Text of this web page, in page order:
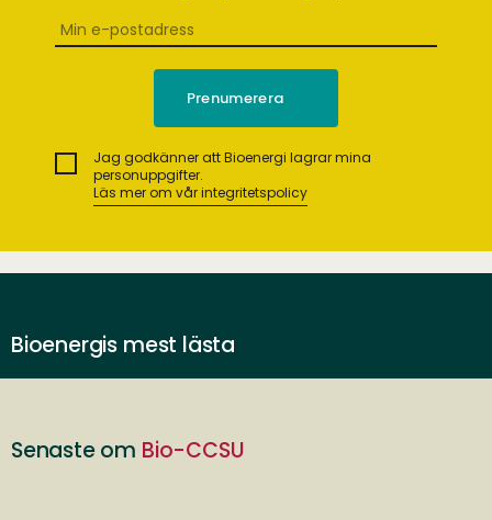
Jag godkänner att Bioenergi lagrar mina
personuppgifter.
Läs mer om vår integritetspolicy
Bioenergis mest lästa
Senaste om Bio-CCSU